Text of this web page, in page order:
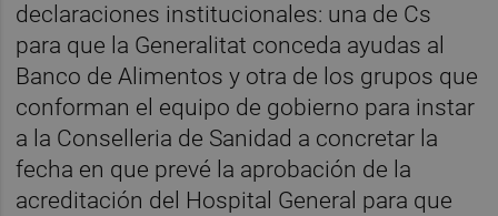
declaraciones institucionales: una de Cs
para que la Generalitat conceda ayudas al
Banco de Alimentos y otra de los grupos que
conforman el equipo de gobierno para instar
a la Conselleria de Sanidad a concretar la
fecha en que prevé la aprobación de la
acreditación del Hospital General para que